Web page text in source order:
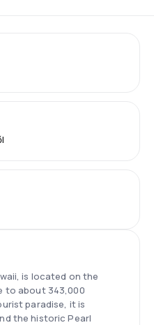
is located on the
to about 343,000
paradise, it is
the historic Pearl